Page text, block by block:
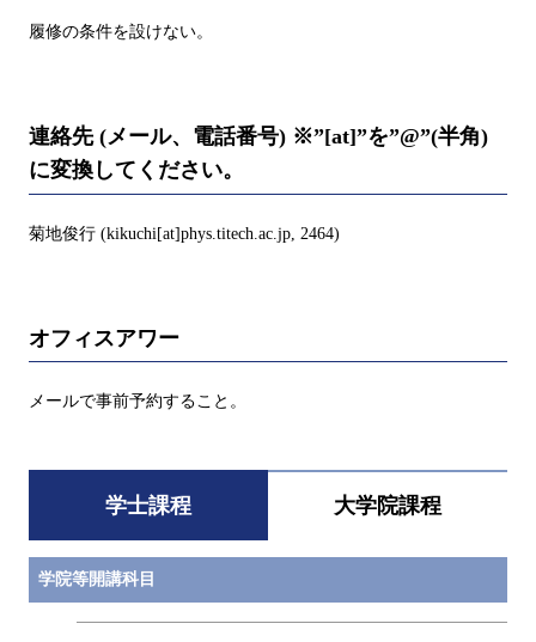
履修の条件を設けない。
連絡先 (メール、電話番号) ※”[at]”を”@”(半角)
に変換してください。
菊地俊行 (kikuchi[at]phys.titech.ac.jp, 2464)
オフィスアワー
メールで事前予約すること。
学士課程 大学院課程
学院等開講科目